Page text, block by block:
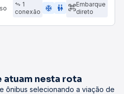
1
conexão
ac_unit wc
Embarque
direto
atuam nesta rota
ônibus selecionando a viação de